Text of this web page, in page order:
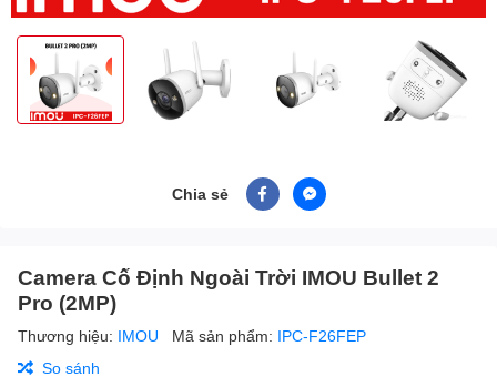
Chia sẻ
Camera Cố Định Ngoài Trời IMOU Bullet 2
Pro (2MP)
Thương hiệu: IMOU Mã sản phẩm: IPC-F26FEP
So sánh